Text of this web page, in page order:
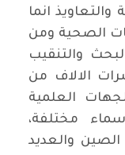
والتعاويذ انما
الصحية ومن
والتنقيب
الالاف من
العلمية
مختلفة،
والعديد